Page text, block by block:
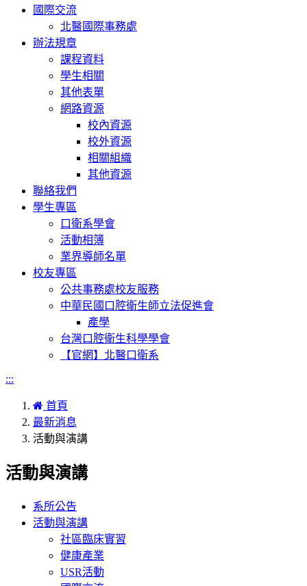
國際交流
北醫國際事務處
辦法規章
課程資料
學生相關
其他表單
網路資源
校內資源
校外資源
相關組織
其他資源
聯絡我們
學生專區
口衛系學會
活動相簿
業界導師名單
校友專區
公共事務處校友服務
中華民國口腔衛生師立法促進會
產學
台灣口腔衛生科學學會
【官網】北醫口衛系
:::
首頁
最新消息
活動與演講
活動與演講
系所公告
活動與演講
社區臨床實習
健康產業
USR活動